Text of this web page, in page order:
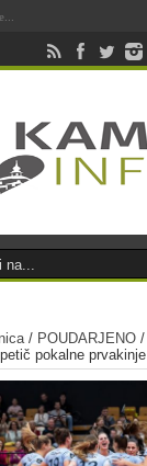
/ POUDARJENO /
pokalne prvakinje